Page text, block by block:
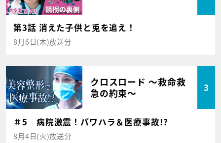
第3話 消えた子供と兎を追え！
8月6日(木)放送分
クロスロード ～救命救
急の約束～
3
＃5 病院激震！パワハラ＆医療事故!?
8月4日(火)放送分